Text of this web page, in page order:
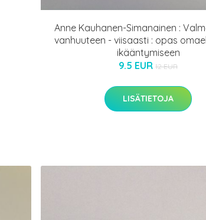
Anne Kauhanen-Simanainen :
vanhuuteen - viisaasti : opas
ikääntymiseen
9.5 EUR 12 EUR
LISÄTIETOJA